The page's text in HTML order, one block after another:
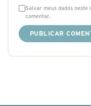
Salvar meus dados neste
comentar.